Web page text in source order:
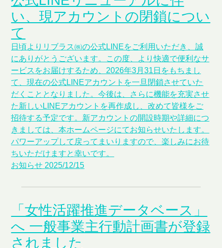
い、現アカウントの閉鎖につい
て
日頃よりリブラス㈱の公式LINEをご利用いただき、誠
にありがとうございます。この度、より快適で便利なサ
ービスをお届けするため、2026年3月31日をもちまし
て、現在の公式LINEアカウントを一旦閉鎖させていた
だくこととなりました。今後は、さらに機能を充実させ
た新しいLINEアカウントを再作成し、改めて皆様をご
招待する予定です。新アカウントの開設時期や詳細につ
きましては、本ホームページにてお知らせいたします。
パワーアップして戻ってまいりますので、楽しみにお待
ちいただけますと幸いです。
お知らせ 2025/12/15
「女性活躍推進データベース」
へ 一般事業主行動計画書が登録
されました